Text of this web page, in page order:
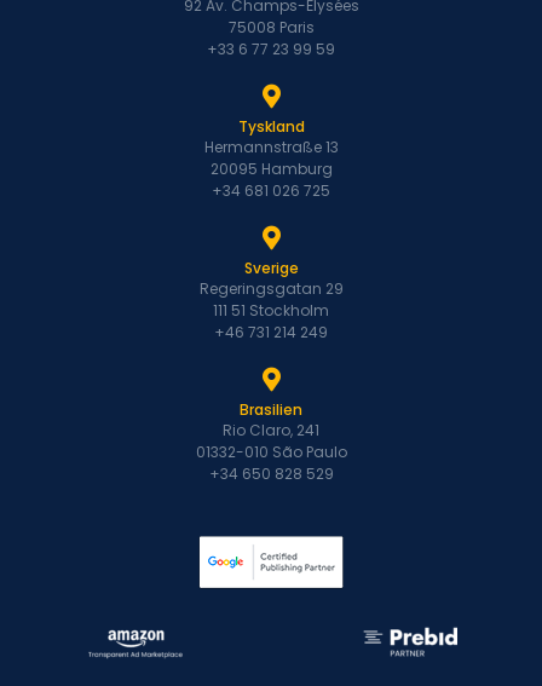
92 Av. Champs-Élysées
75008 Paris
+33 6 77 23 99 59
Tyskland
Hermannstraße 13
20095 Hamburg
+34 681 026 725
Sverige
Regeringsgatan 29
111 51 Stockholm
+46 731 214 249
Brasilien
Rio Claro, 241
01332-010 São Paulo
+34 650 828 529